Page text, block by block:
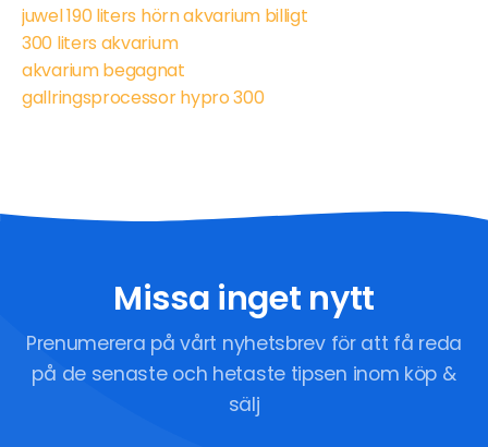
juwel 190 liters hörn akvarium billigt
300 liters akvarium
akvarium begagnat
gallringsprocessor hypro 300
Missa inget nytt
Prenumerera på vårt nyhetsbrev för att få reda
på de senaste och hetaste tipsen inom köp &
sälj